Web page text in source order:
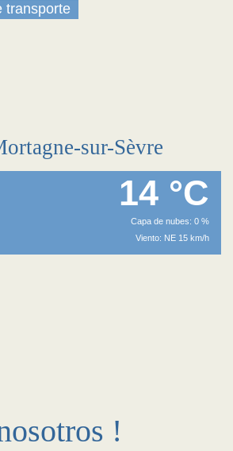
transporte
sur-Sèvre
14 °C
Capa de nubes: 0 %
Viento: NE 15 km/h
!